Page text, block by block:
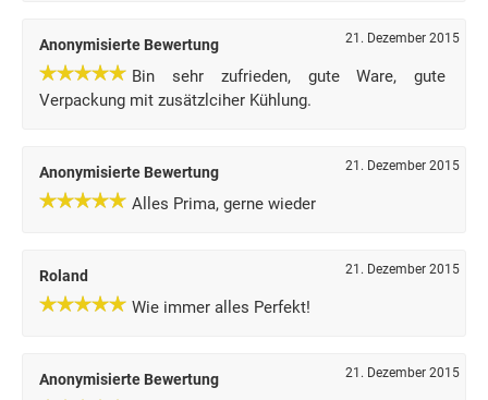
Anonymisierte Bewertung 21. Dezember 2015
Bin sehr zufrieden, gute Ware, gute
Verpackung mit zusätzlciher Kühlung.
Anonymisierte Bewertung 21. Dezember 2015
Alles Prima, gerne wieder
Roland 21. Dezember 2015
Wie immer alles Perfekt!
Anonymisierte Bewertung 21. Dezember 2015